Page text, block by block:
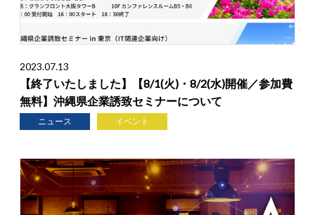
2023.07.13
【終了いたしました】【8/1(火)・8/2(水)開催／参加費
無料】沖縄県企業誘致セミナーについて
ニュース イベント